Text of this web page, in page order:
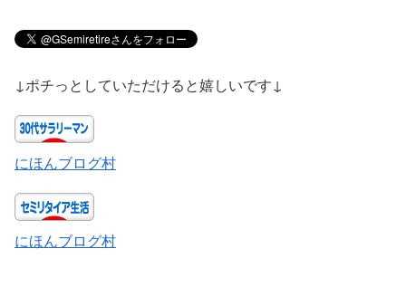
↓ポチっとしていただけると嬉しいです↓
にほんブログ村
にほんブログ村